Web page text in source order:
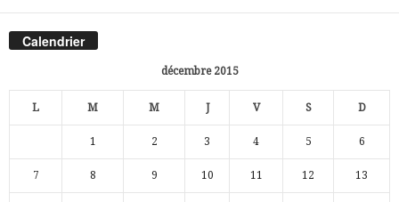
Calendrier
décembre 2015
L M M J V S D
1 2 3 4 5 6
7 8 9 10 11 12 13